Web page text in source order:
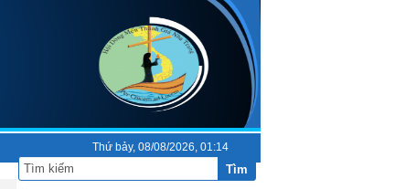
Tìm
Thứ bảy, 08/08/2026, 01:14